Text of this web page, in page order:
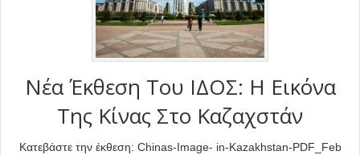
Νέα Έκθεση Του ΙΔΟΣ: Η Εικόνα
Της Κίνας Στο Καζαχστάν
Κατεβάστε την έκθεση: Chinas-Image- in-Kazakhstan-PDF_Feb